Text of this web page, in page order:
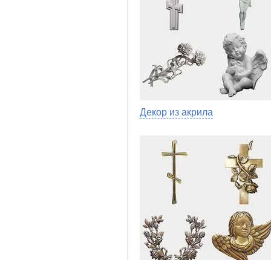
Декор из акрила